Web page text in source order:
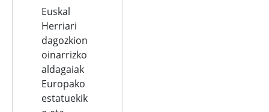
Euskal
Herriari
dagozkion
oinarrizko
aldagaiak
Europako
estatuekik